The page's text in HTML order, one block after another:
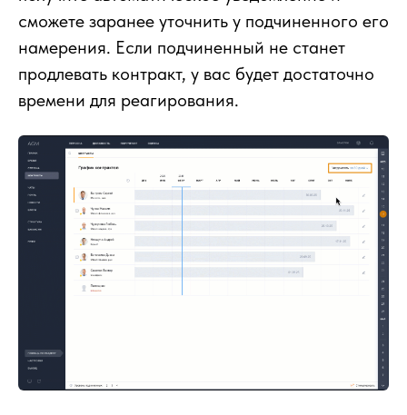
сможете заранее уточнить у подчиненного его
намерения. Если подчиненный не станет
продлевать контракт, у вас будет достаточно
времени для реагирования.